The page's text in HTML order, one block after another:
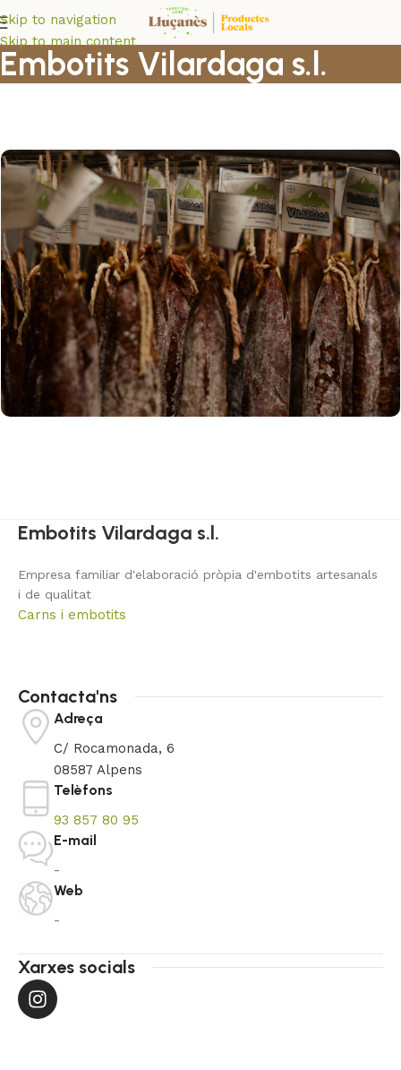
Skip to navigation
Skip to main content
Embotits Vilardaga s.l.
Embotits Vilardaga s.l.
Empresa familiar d'elaboració pròpia d'embotits artesanals
i de qualitat
Carns i embotits
Contacta'ns
Adreça
C/ Rocamonada, 6
08587 Alpens
Telèfons
93 857 80 95
E-mail
-
Web
-
Xarxes socials